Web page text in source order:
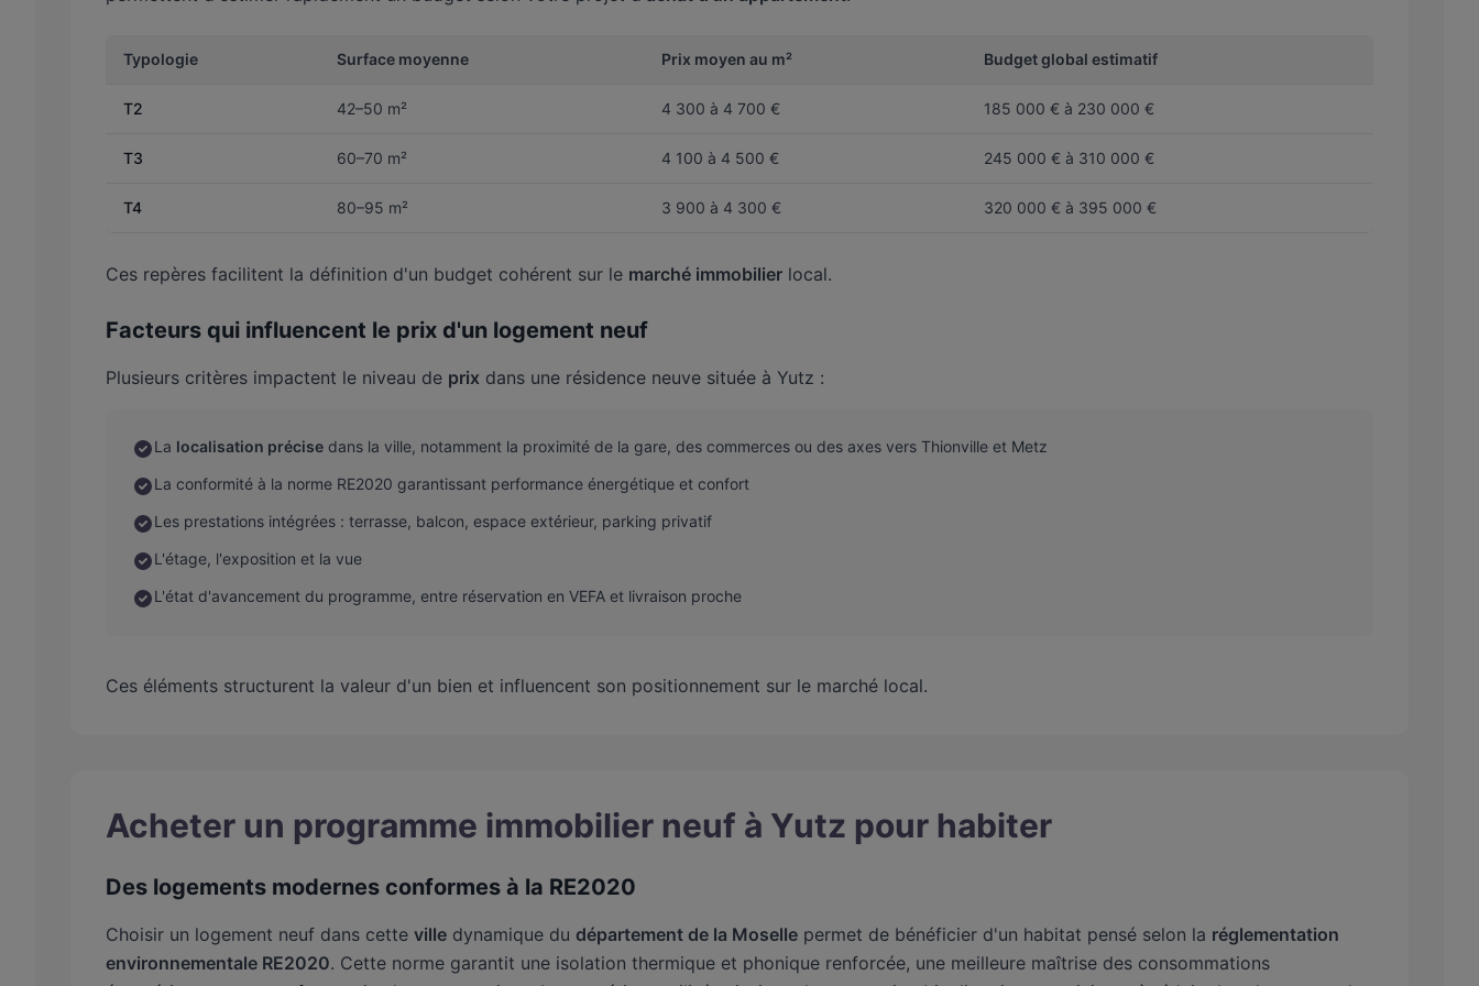
Typologie Surface moyenne Prix moyen au m² Budget global estimatif
T2 42–50 m² 4 300 à 4 700 € 185 000 € à 230 000 €
T3 60–70 m² 4 100 à 4 500 € 245 000 € à 310 000 €
T4 80–95 m² 3 900 à 4 300 € 320 000 € à 395 000 €
Ces repères facilitent la définition d'un budget cohérent sur le marché immobilier local.
Facteurs qui influencent le prix d'un logement neuf
Plusieurs critères impactent le niveau de prix dans une résidence neuve située à Yutz :
La localisation précise dans la ville, notamment la proximité de la gare, des commerces ou des axes vers Thionville et Metz
La conformité à la norme RE2020 garantissant performance énergétique et confort
Les prestations intégrées : terrasse, balcon, espace extérieur, parking privatif
L'étage, l'exposition et la vue
L'état d'avancement du programme, entre réservation en VEFA et livraison proche
Ces éléments structurent la valeur d'un bien et influencent son positionnement sur le marché local.
Acheter un programme immobilier neuf à Yutz pour habiter
Des logements modernes conformes à la RE2020
Choisir un logement neuf dans cette ville dynamique du département de la Moselle permet de bénéficier d'un habitat pensé selon la réglementation
environnementale RE2020. Cette norme garantit une isolation thermique et phonique renforcée, une meilleure maîtrise des consommations